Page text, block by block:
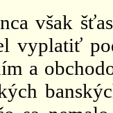
však
vyplatiť
a